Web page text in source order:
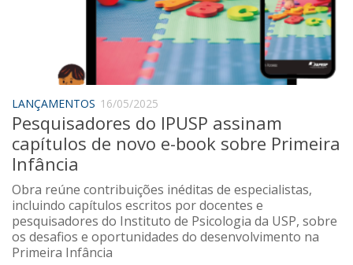
Mural do IP
Perfil
Commentor
Lançamento
Psico-HQ
Dossiês
Gênero
LANÇAMENTOS 16/05/2025
Pesquisadores do IPUSP assinam
capítulos de novo e-book sobre Primeira
Infância
Obra reúne contribuições inéditas de especialistas,
incluindo capítulos escritos por docentes e
pesquisadores do Instituto de Psicologia da USP, sobre
os desafios e oportunidades do desenvolvimento na
Primeira Infância